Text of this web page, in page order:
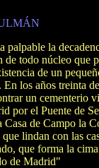
la
todo núcleo que
de un
los años treinta
un cementerio
por el Puente de
Casa de Campo la
lindan con las
que forma la
de Madrid"